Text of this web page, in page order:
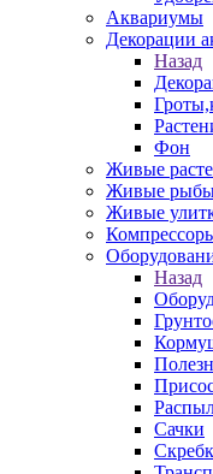
Аквариумы
Декорации
Назад
Фон
Живые
Живые
Живые
Назад
Сачки